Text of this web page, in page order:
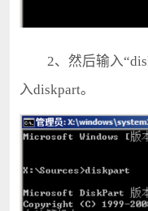
2、然后输入
入diskpart。